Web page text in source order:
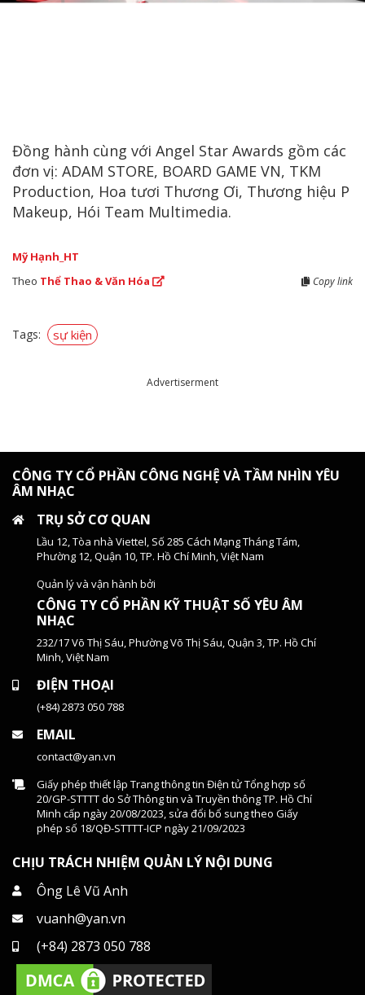
Đồng hành cùng với Angel Star Awards gồm các
đơn vị: ADAM STORE, BOARD GAME VN, TKM
Production, Hoa tươi Thương Ơi, Thương hiệu P
Makeup, Hói Team Multimedia.
Mỹ Hạnh_HT
Theo Thể Thao & Văn Hóa Copy link
Tags: sự kiện
Advertiserment
CÔNG TY CỔ PHẦN CÔNG NGHỆ VÀ TẦM NHÌN YÊU
ÂM NHẠC
TRỤ SỞ CƠ QUAN
Lầu 12, Tòa nhà Viettel, Số 285 Cách Mạng Tháng Tám,
Phường 12, Quận 10, TP. Hồ Chí Minh, Việt Nam
Quản lý và vận hành bởi
CÔNG TY CỔ PHẦN KỸ THUẬT SỐ YÊU ÂM
NHẠC
232/17 Võ Thị Sáu, Phường Võ Thị Sáu, Quận 3, TP. Hồ Chí
Minh, Việt Nam
ĐIỆN THOẠI
(+84) 2873 050 788
EMAIL
contact@yan.vn
Giấy phép thiết lập Trang thông tin Điện tử Tổng hợp số
20/GP-STTTT do Sở Thông tin và Truyền thông TP. Hồ Chí
Minh cấp ngày 20/08/2023, sửa đổi bổ sung theo Giấy
phép số 18/QĐ-STTTT-ICP ngày 21/09/2023
CHỊU TRÁCH NHIỆM QUẢN LÝ NỘI DUNG
Ông Lê Vũ Anh
vuanh@yan.vn
(+84) 2873 050 788